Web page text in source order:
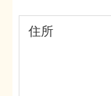
住所